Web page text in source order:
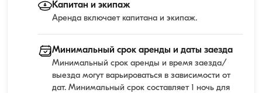
Капитан и экипаж
Аренда включает капитана и экипаж.
Минимальный срок аренды и даты заезда
Минимальный срок аренды и время заезда/
выезда могут варьироваться в зависимости от
дат. Минимальный срок составляет 1 ночь для